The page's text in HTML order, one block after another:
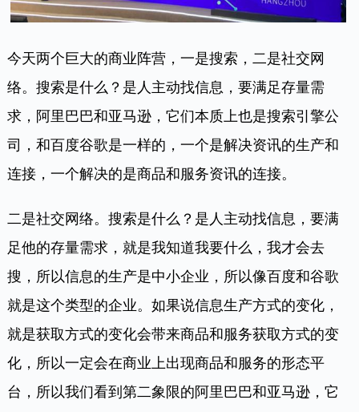
今天两个巨大的商业阵营，一是搜索，二是社交网
络。搜索是什么？是人主动找信息，要满足存量需
求，阿里巴巴和亚马逊，它们本质上也是搜索引擎公
司，和百度谷歌是一样的，一个是解决资讯的生产和
连接，一个解决的是商品和服务资讯的连接。
二是社交网络。搜索是什么？是人主动找信息，要满
足他的存量需求，就是我知道我要什么，我才会去
搜，所以信息的生产是中小企业，所以像百度和谷歌
就是这个类型的企业。如果说信息生产方式的变化，
就是获取方式的变化会带来商品和服务获取方式的变
化，所以一定会在商业上出现商品和服务的形态平
台，所以我们看到第二象限的阿里巴巴和亚马逊，它